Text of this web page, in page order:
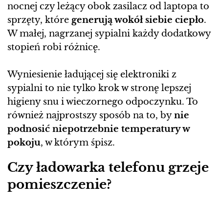
nocnej czy leżący obok zasilacz od laptopa to
sprzęty, które generują wokół siebie ciepło.
W małej, nagrzanej sypialni każdy dodatkowy
stopień robi różnicę.
Wyniesienie ładującej się elektroniki z
sypialni to nie tylko krok w stronę lepszej
higieny snu i wieczornego odpoczynku. To
również najprostszy sposób na to, bynie
podnosić niepotrzebnie temperatury w
pokoju, w którym śpisz.
Czy ładowarka telefonu grzeje
pomieszczenie?